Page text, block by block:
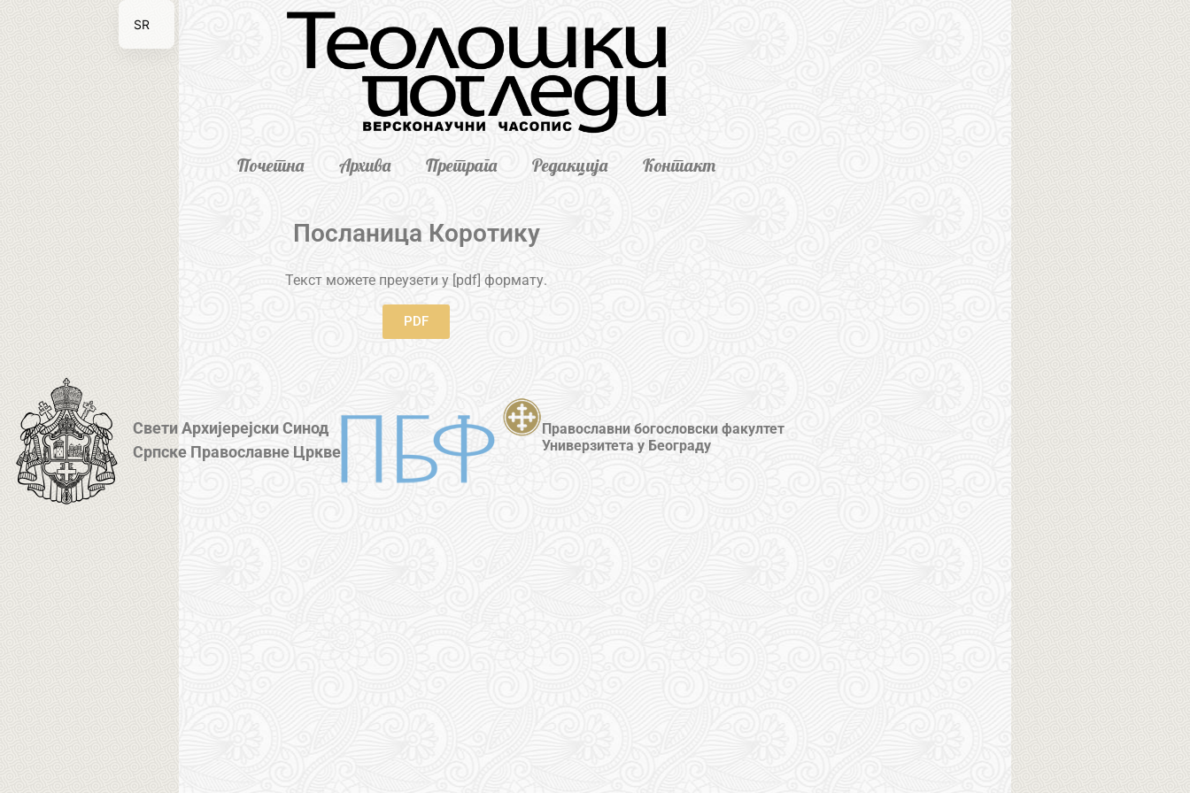
Почетна Архива Претрага Редакција Контакт
Посланица Коротику
Текст можете преузети у [pdf] формату.
PDF
Свети Архијерејски Синод
Српске Православне Цркве
Православни богословски факултет
Универзитета у Београду
SR
EN